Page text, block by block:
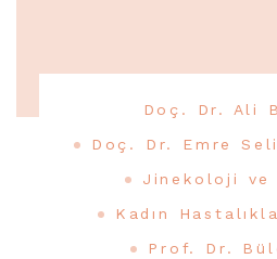
Doç. Dr. Ali
Doç. Dr. Emre Seli
Jinekoloji ve
Kadın
Prof. Dr.